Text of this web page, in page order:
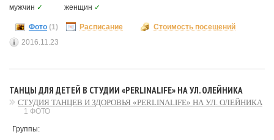
мужчин ✓ женщин ✓
Фото (1) Расписание
Стоимость посещений
2016.11.23
ТАНЦЫ ДЛЯ ДЕТЕЙ В СТУДИИ «PERLINALIFE» НА УЛ. ОЛЕЙНИКА
СТУДИЯ ТАНЦЕВ И ЗДОРОВЬЯ «PERLINALIFE» НА УЛ. ОЛЕЙНИКА
1 ФОТО
Группы: